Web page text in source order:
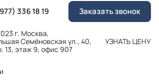
336 18 19 Заказать звонок
г. Москва,
Семёновская ул., 40,
13, этаж 9, офис 907
УЗНАТЬ ЦЕНУ